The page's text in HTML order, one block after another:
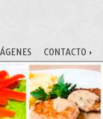
CONTACTO